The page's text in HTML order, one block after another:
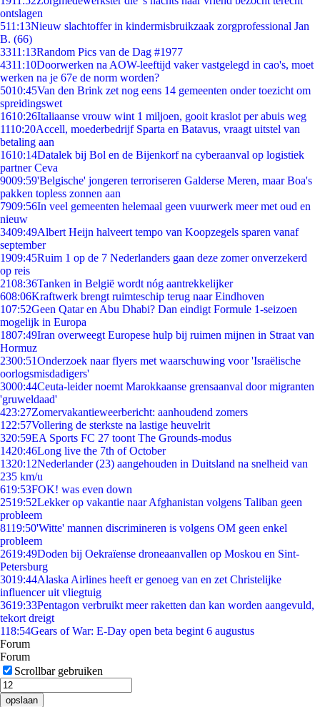
ontslagen
511:13Nieuw slachtoffer in kindermisbruikzaak zorgprofessional Jan
B. (66)
3311:13Random Pics van de Dag #1977
4311:10Doorwerken na AOW-leeftijd vaker vastgelegd in cao's, moet
werken na je 67e de norm worden?
5010:45Van den Brink zet nog eens 14 gemeenten onder toezicht om
spreidingswet
1610:26Italiaanse vrouw wint 1 miljoen, gooit kraslot per abuis weg
1110:20Accell, moederbedrijf Sparta en Batavus, vraagt uitstel van
betaling aan
1610:14Datalek bij Bol en de Bijenkorf na cyberaanval op logistiek
partner Ceva
9009:59'Belgische' jongeren terroriseren Galderse Meren, maar Boa's
pakken topless zonnen aan
7909:56In veel gemeenten helemaal geen vuurwerk meer met oud en
nieuw
3409:49Albert Heijn halveert tempo van Koopzegels sparen vanaf
september
1909:45Ruim 1 op de 7 Nederlanders gaan deze zomer onverzekerd
op reis
2108:36Tanken in België wordt nóg aantrekkelijker
608:06Kraftwerk brengt ruimteschip terug naar Eindhoven
107:52Geen Qatar en Abu Dhabi? Dan eindigt Formule 1-seizoen
mogelijk in Europa
1807:49Iran overweegt Europese hulp bij ruimen mijnen in Straat van
Hormuz
2300:51Onderzoek naar flyers met waarschuwing voor 'Israëlische
oorlogsmisdadigers'
3000:44Ceuta-leider noemt Marokkaanse grensaanval door migranten
'gruweldaad'
423:27Zomervakantieweerbericht: aanhoudend zomers
1 22:57Vollering de sterkste na lastige heuvelrit
320:59EA Sports FC 27 toont The Grounds-modus
1420:46Long live the 7th of October
1320:12Nederlander (23) aangehouden in Duitsland na snelheid van
235 km/u
619:53FOK! was even down
2519:52Lekker op vakantie naar Afghanistan volgens Taliban geen
probleem
8119:50'Witte' mannen discrimineren is volgens OM geen enkel
probleem
2619:49Doden bij Oekraïense droneaanvallen op Moskou en Sint-
Petersburg
3019:44Alaska Airlines heeft er genoeg van en zet Christelijke
influencer uit vliegtuig
3619:33Pentagon verbruikt meer raketten dan kan worden aangevuld,
tekort dreigt
118:54Gears of War: E-Day open beta begint 6 augustus
Forum
Forum
Scrollbar gebruiken
opslaan